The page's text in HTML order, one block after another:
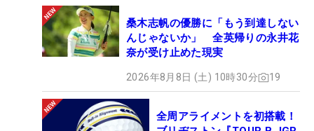
桑木志帆の優勝に「もう到達しない
んじゃないか」 全英帰りの永井花
奈が受け止めた現実
2026年8月8日 (土) 10時30分 19
全周アライメントを初搭載！